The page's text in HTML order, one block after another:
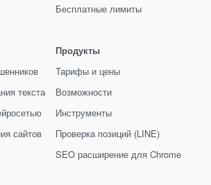
текста
сайтов
Бесплатные лимиты
Продукты
Тарифы и цены
Возможности
Инструменты
Проверка позиций (LINE)
SEO расширение для Chrome